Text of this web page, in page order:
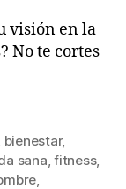
visión en la
No te cortes
bienestar,
sana ,fitness,